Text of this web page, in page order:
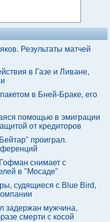
Результаты матчей
в Газе и Ливане,
в Бней-Браке, его
помощью в эмиграции
от кредиторов
проиграл.
снимает с
в "Мосаде"
судящиеся с Blue Bird,
задержан мужчина,
смерти с косой